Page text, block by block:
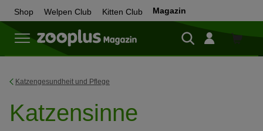
Shop Welpen Club Kitten Club Magazin
Zum
Katzengesundheit und Pflege
Katzensinne